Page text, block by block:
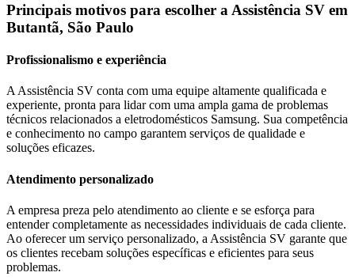
Principais motivos para escolher a Assistência SV em
Butantã, São Paulo
Profissionalismo e experiência
A Assistência SV conta com uma equipe altamente qualificada e
experiente, pronta para lidar com uma ampla gama de problemas
técnicos relacionados a eletrodomésticos Samsung. Sua competência
e conhecimento no campo garantem serviços de qualidade e
soluções eficazes.
Atendimento personalizado
A empresa preza pelo atendimento ao cliente e se esforça para
entender completamente as necessidades individuais de cada cliente.
Ao oferecer um serviço personalizado, a Assistência SV garante que
os clientes recebam soluções específicas e eficientes para seus
problemas.